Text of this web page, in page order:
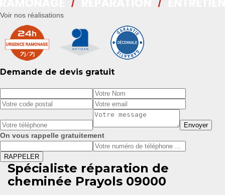
Voir nos réalisations
Demande de devis gratuit
On vous rappelle gratuitement
Spécialiste réparation de
cheminée Prayols 09000